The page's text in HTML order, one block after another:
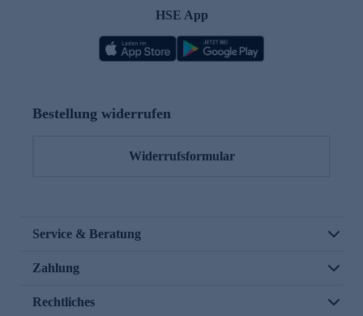
HSE App
Bestellung widerrufen
Widerrufsformular
Service & Beratung
Zahlung
Rechtliches